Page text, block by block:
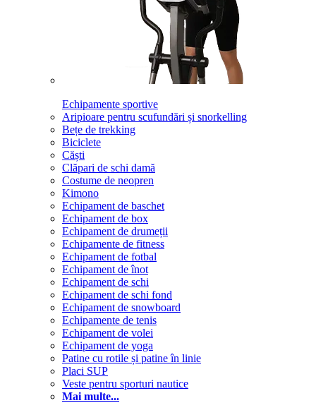
Echipamente sportive
Aripioare pentru scufundări și snorkelling
Bețe de trekking
Biciclete
Căști
Clăpari de schi damă
Costume de neopren
Kimono
Echipament de baschet
Echipament de box
Echipament de drumeții
Echipamente de fitness
Echipament de fotbal
Echipament de înot
Echipament de schi
Echipament de schi fond
Echipament de snowboard
Echipamente de tenis
Echipament de volei
Echipament de yoga
Patine cu rotile și patine în linie
Placi SUP
Veste pentru sporturi nautice
Mai multe...